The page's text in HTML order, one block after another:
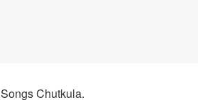
Songs Chutkula.